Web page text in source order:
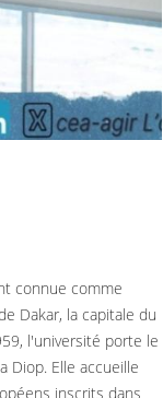
connue comme
Dakar, la capitale du
l'université porte le
Diop. Elle accueille
inscrits dans